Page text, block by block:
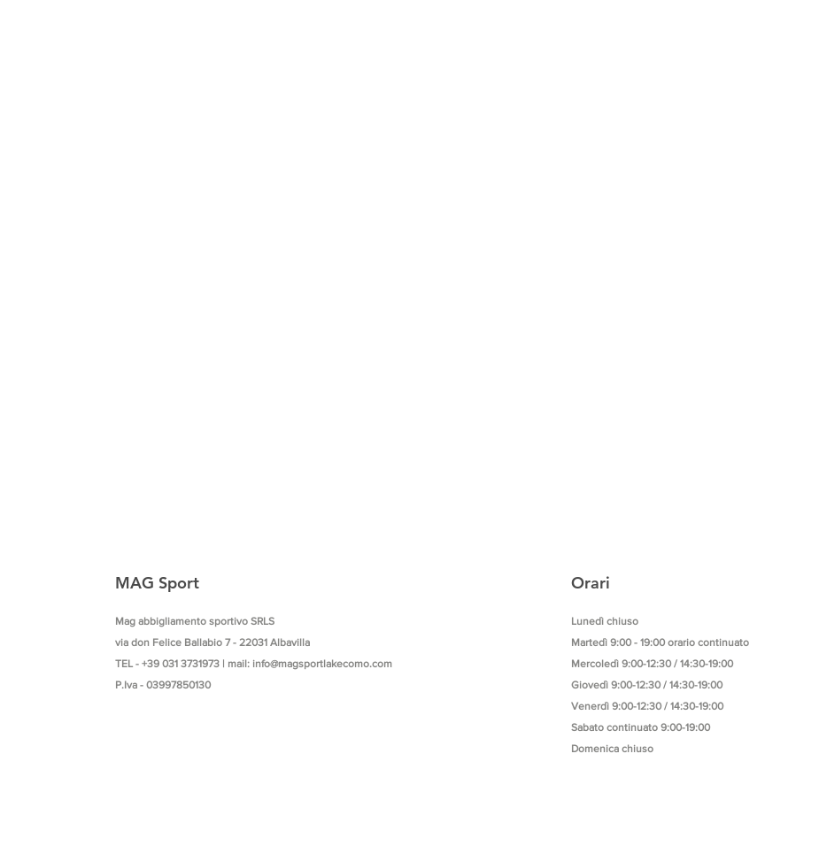
MAG Sport
Mag abbigliamento sportivo SRLS
via don Felice Ballabio 7 -22031 Albavilla
TEL - +39 031 3731973 | mail: info@magsportlakecomo.com
P.Iva - 03997850130
Orari
Lunedì chiuso
Martedì 9:00 - 19:00 orario continuato
Mercoledì 9:00-12:30 / 14:30-19:00
Giovedì 9:00-12:30 / 14:30-19:00
Venerdì 9:00-12:30 / 14:30-19:00
Sabato continuato 9:00-19:00
Domenica chiuso